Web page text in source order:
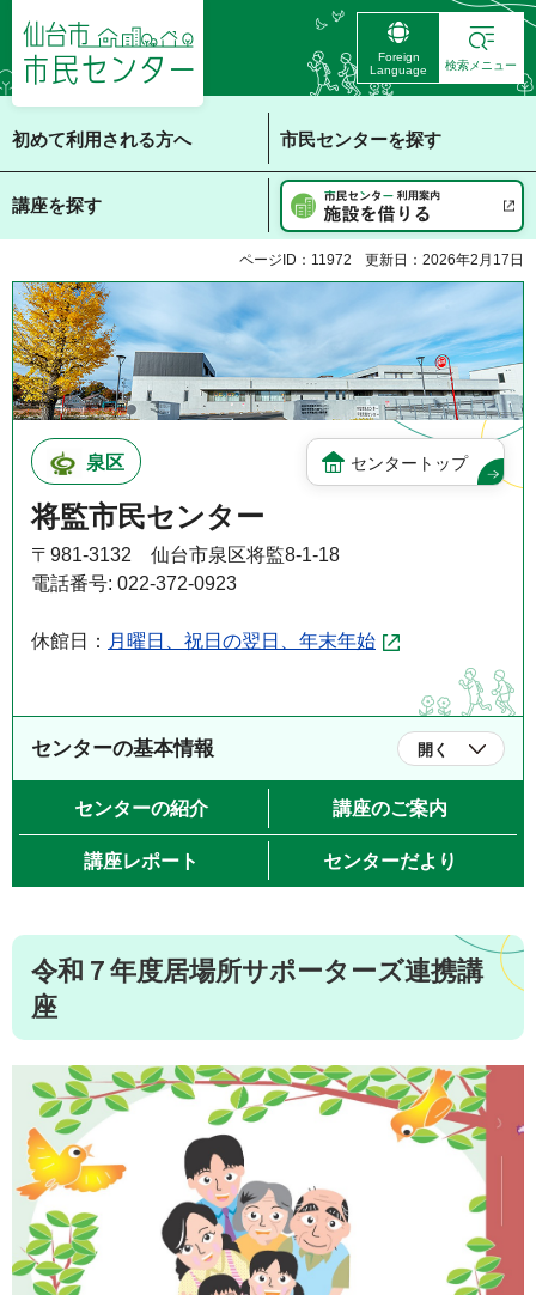
仙台市 市民センタ
ー
Foreign
Language
検索メニュー
初めて利用される方へ 市民センターを探す
講座を探す
ページID：11972 更新日：2026年2月17日
泉区 センタートップ
将監市民センター
〒981-3132 仙台市泉区将監8-1-18
電話番号: 022-372-0923
休館日： 月曜日、祝日の翌日、年末年始
センターの基本情報 開く
センターの紹介 講座のご案内
講座レポート センターだより
令和７年度居場所サポーターズ連携講
座